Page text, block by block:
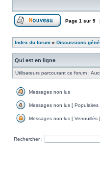
lu
page
Page 1 sur 9
Index du forum » Discussions
Qui est en ligne
Utilisateurs parcourant ce forum :
non
Messages non lus
non
]
Messages non lus [ Populaires
[
Messages non lus [ Verrouillés ]
Rechercher :